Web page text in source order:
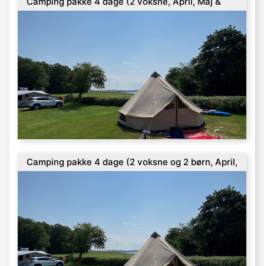
Camping pakke 4 dage (2 voksne og 2 børn, April,